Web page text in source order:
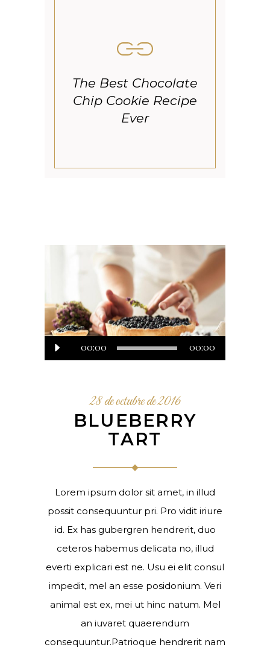
The Best Chocolate
Chip Cookie Recipe
Ever
Reproductor
de
00:00 00:00
28 de octubre de 2016
BLUEBERRY
TART
Lorem ipsum dolor sit amet, in illud
possit consequuntur pri. Pro vidit iriure
id. Ex has gubergren hendrerit, duo
ceteros habemus delicata no, illud
everti explicari est ne. Usu ei elit consul
impedit, mel an esse posidonium. Veri
animal est ex, mei ut hinc natum. Mel
an iuvaret quaerendum
consequuntur.Patrioque hendrerit nam